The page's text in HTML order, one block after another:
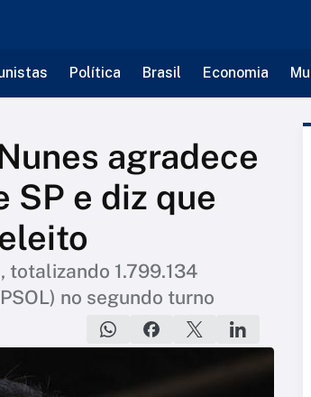
Política Brasil Economia
agradece
SP e diz que
1.799.134
no segundo turno